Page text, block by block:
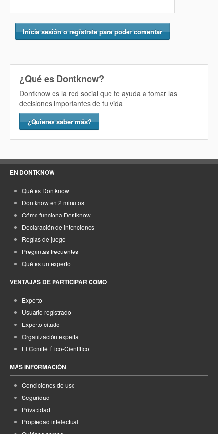
Inicia sesión o regístrate para poder comentar
¿Qué es Dontknow?
Dontknow es la red social que te ayuda a tomar las
decisiones importantes de tu vida
¿Quieres saber más?
EN DONTKNOW
Qué es Dontknow
Dontknow en 2 minutos
Cómo funciona Dontknow
Declaración de intenciones
Reglas de juego
Preguntas frecuentes
Qué es un experto
VENTAJAS DE PARTICIPAR COMO
Experto
Usuario registrado
Experto citado
Organización experta
El Comité Ético-Científico
MÁS INFORMACIÓN
Condiciones de uso
Seguridad
Privacidad
Propiedad intelectual